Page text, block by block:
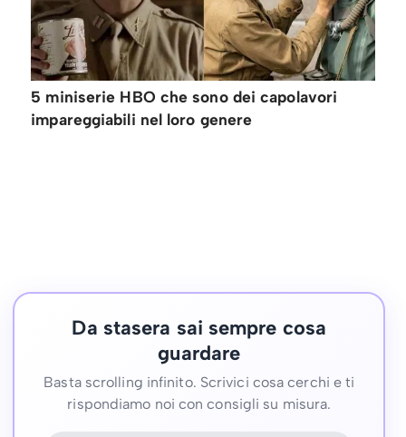
5 miniserie HBO che sono dei capolavori
impareggiabili nel loro genere
Da stasera sai sempre cosa
guardare
Basta scrolling infinito. Scrivici cosa cerchi e ti
rispondiamo noi con consigli su misura.